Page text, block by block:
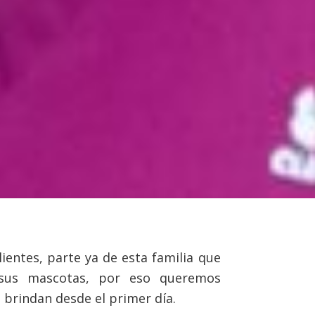
parte ya de esta familia que
mascotas, por eso queremos
desde el primer día.